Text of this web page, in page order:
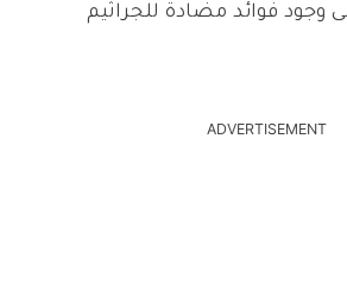
وجود فوائد مضادة للجراثيم
ADVERTISEMENT